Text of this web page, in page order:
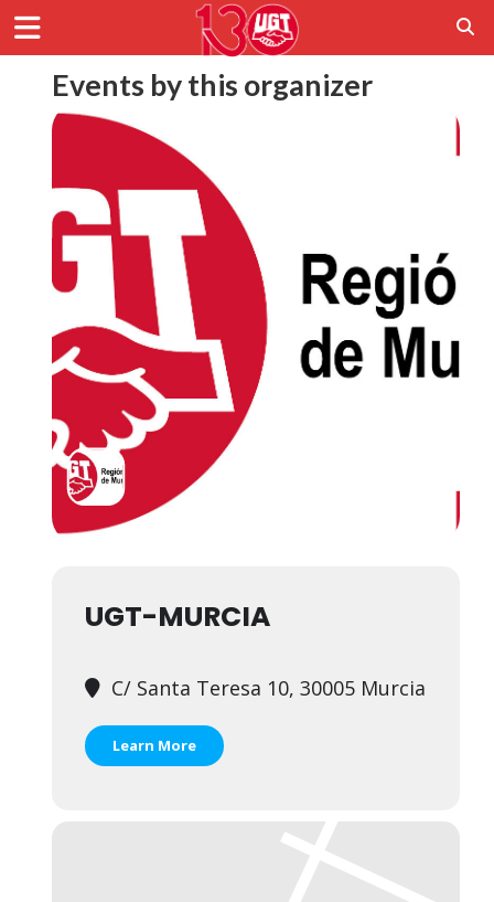
Events by this organizer
UGT-MURCIA
C/ Santa Teresa 10, 30005 Murcia
Learn More